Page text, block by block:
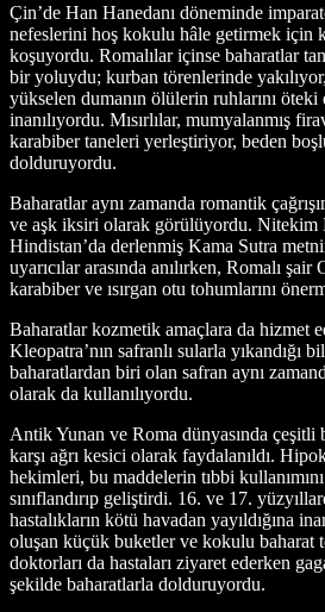
Çin’de Han Hanedanı döneminde
nefeslerini hoş kokulu hâle getirmek için
koşuyordu. Romalılar içinse baharatlar
bir yoluydu; kurban törenlerinde
yükselen dumanın ölülerin ruhlarını öteki
inanılıyordu. Mısırlılar, mumyalanmış
karabiber taneleri yerleştiriyor, beden
dolduruyordu.
Baharatlar aynı zamanda romantik
ve aşk iksiri olarak görülüyordu. Nitekim
Hindistan’da derlenmiş Kama Sutra
uyarıcılar arasında anılırken, Romalı
karabiber ve ısırgan otu tohumlarını
Baharatlar kozmetik amaçlara da hizmet
Kleopatra’nın safranlı sularla yıkandığı
baharatlardan biri olan safran aynı
olarak da kullanılıyordu.
Antik Yunan ve Roma dünyasında çeşitli
karşı ağrı kesici olarak faydalanıldı.
hekimleri, bu maddelerin tıbbi
sınıflandırıp geliştirdi. 16. ve 17.
hastalıkların kötü havadan yayıldığına
oluşan küçük buketler ve kokulu baharat
doktorları da hastaları ziyaret ederken
şekilde baharatlarla dolduruyordu.